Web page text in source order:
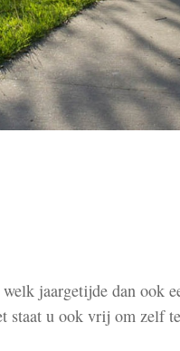
jaargetijde dan ook
u ook vrij om zelf